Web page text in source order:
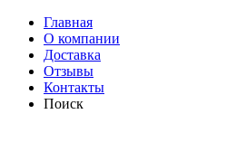
Главная
О компании
Доставка
Отзывы
Контакты
Поиск